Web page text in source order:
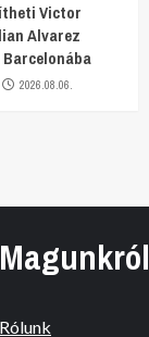
Victor
Alvarez
2026.08.06.
Magunkról
Rólunk